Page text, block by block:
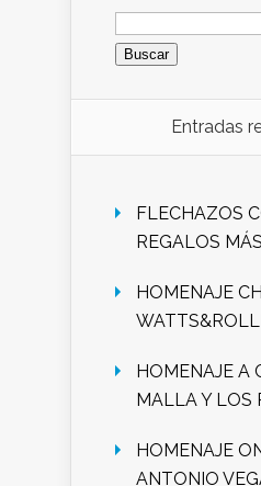
Buscar:
Entradas
FLECHAZOS
REGALOS
HOMENAJE
HOMENAJE A
MALLA Y LOS
HOMENAJE
ANTONIO